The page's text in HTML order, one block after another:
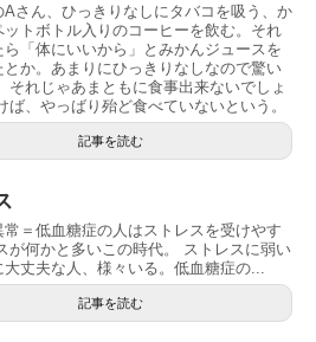
Aさん、ひっきりなしにタバコを吸う、か
ットボトル入りのコーヒーを飲む。それ
ら「体にいいから」とみかんジュースを
とか。あまりにひっきりなしなので驚い
それじゃあまともに食事出来ないでしょ
ば、やっばり殆ど食べていないという。
記事を読む
常＝低血糖症の人はストレスを受けやす
が何かと多いこの時代。 ストレスに弱い
大丈夫な人、様々いる。低血糖症の...
記事を読む